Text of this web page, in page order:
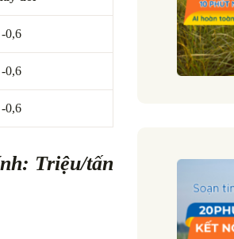
-0,6
-0,6
-0,6
Triệu/tấn